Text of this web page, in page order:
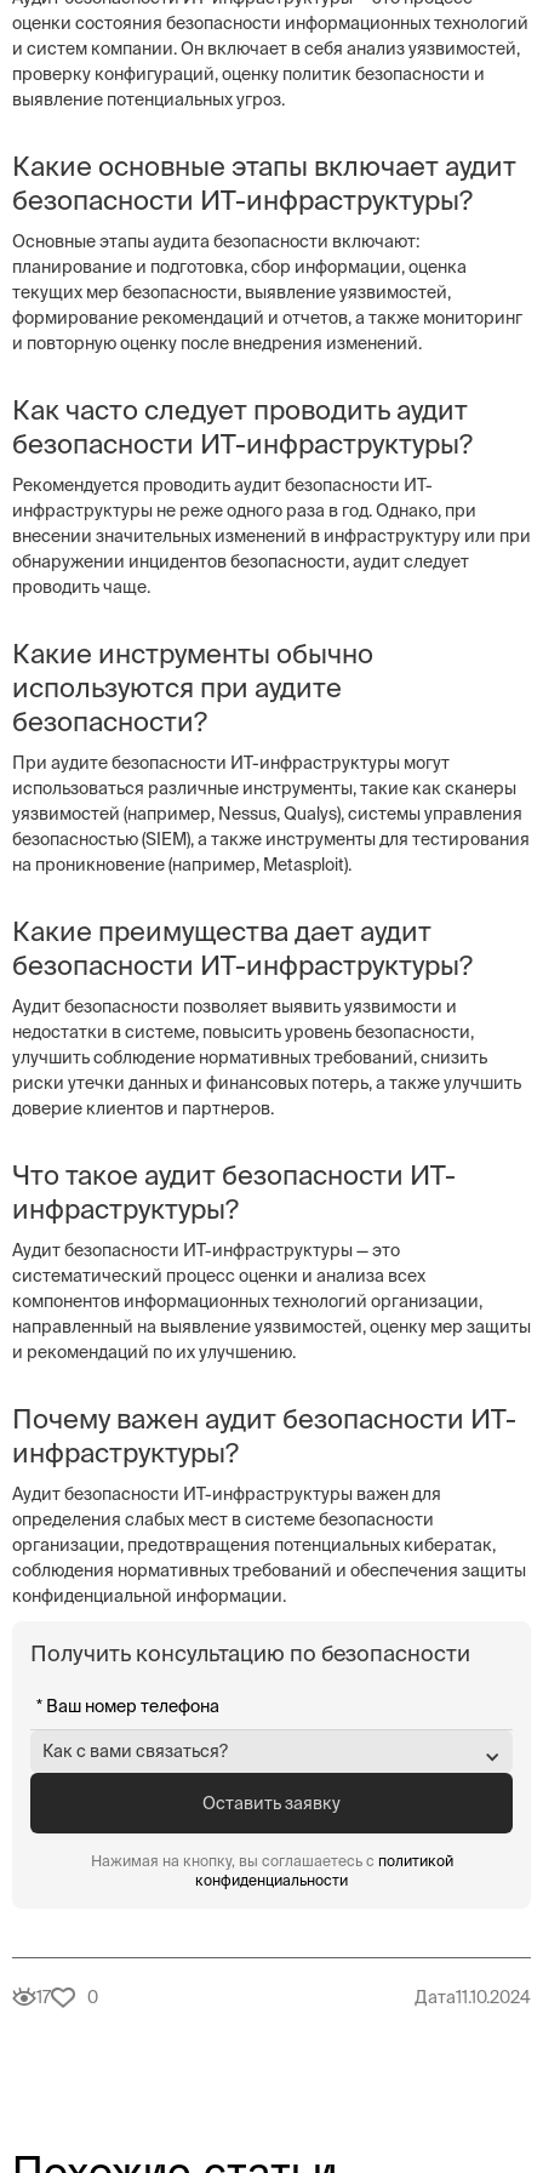
оценки состояния безопасности информационных технологий
и систем компании. Он включает в себя анализ уязвимостей,
проверку конфигураций, оценку политик безопасности и
выявление потенциальных угроз.
Какие основные этапы включает аудит
безопасности ИТ-инфраструктуры?
Основные этапы аудита безопасности включают:
планирование и подготовка, сбор информации, оценка
текущих мер безопасности, выявление уязвимостей,
формирование рекомендаций и отчетов, а также мониторинг
и повторную оценку после внедрения изменений.
Как часто следует проводить аудит
безопасности ИТ-инфраструктуры?
Рекомендуется проводить аудит безопасности ИТ-
инфраструктуры не реже одного раза в год. Однако, при
внесении значительных изменений в инфраструктуру или при
обнаружении инцидентов безопасности, аудит следует
проводить чаще.
Какие инструменты обычно
используются при аудите
безопасности?
При аудите безопасности ИТ-инфраструктуры могут
использоваться различные инструменты, такие как сканеры
уязвимостей (например, Nessus, Qualys), системы управления
безопасностью (SIEM), а также инструменты для тестирования
на проникновение (например, Metasploit).
Какие преимущества дает аудит
безопасности ИТ-инфраструктуры?
Аудит безопасности позволяет выявить уязвимости и
недостатки в системе, повысить уровень безопасности,
улучшить соблюдение нормативных требований, снизить
риски утечки данных и финансовых потерь, а также улучшить
доверие клиентов и партнеров.
Что такое аудит безопасности ИТ-
инфраструктуры?
Аудит безопасности ИТ-инфраструктуры — это
систематический процесс оценки и анализа всех
компонентов информационных технологий организации,
направленный на выявление уязвимостей, оценку мер защиты
и рекомендаций по их улучшению.
Почему важен аудит безопасности ИТ-
инфраструктуры?
Аудит безопасности ИТ-инфраструктуры важен для
определения слабых мест в системе безопасности
организации, предотвращения потенциальных кибератак,
соблюдения нормативных требований и обеспечения защиты
конфиденциальной информации.
Получить консультацию по безопасности
Как с вами связаться?
Нажимая на кнопку, вы соглашаетесь с политикой
конфиденциальности
17 0 Дата11.10.2024